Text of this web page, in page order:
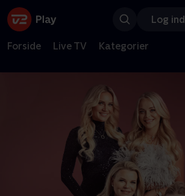
Log ind
Forside Live TV Kategorier